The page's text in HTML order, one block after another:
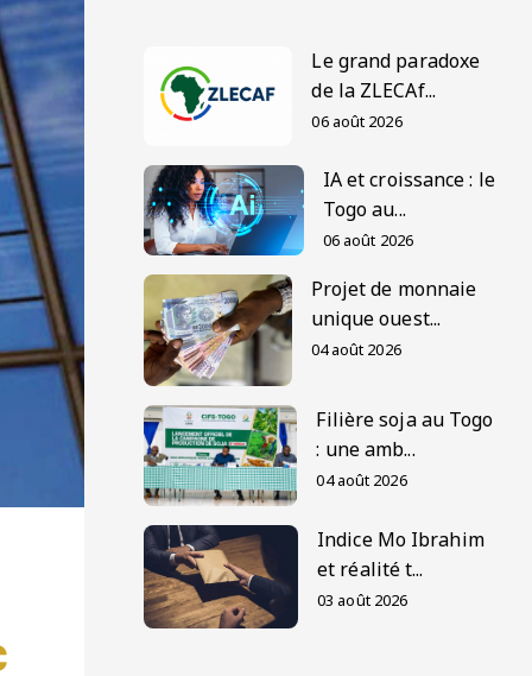
Le grand paradoxe
de la ZLECAf...
06 août 2026
IA et croissance : le
Togo au...
06 août 2026
Projet de monnaie
unique ouest...
04 août 2026
Filière soja au Togo
: une amb...
04 août 2026
Indice Mo Ibrahim
et réalité t...
03 août 2026